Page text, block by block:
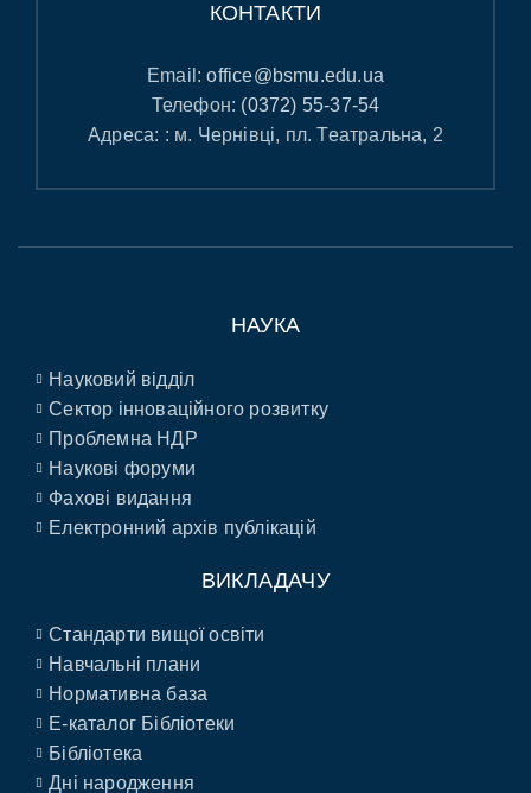
КОНТАКТИ
Email:office@bsmu.edu.ua
Телефон: (0372) 55-37-54
Адреса: : м. Чернівці, пл. Театральна, 2
НАУКА
Науковий відділ
Сектор інноваційного розвитку
Проблемна НДР
Наукові форуми
Фахові видання
Електронний архів публікацій
ВИКЛАДАЧУ
Стандарти вищої освіти
Навчальні плани
Нормативна база
E-каталог Бібліотеки
Бібліотека
Дні народження